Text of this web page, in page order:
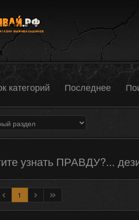
категорий Последнее
узнать ПРАВДУ?...
1